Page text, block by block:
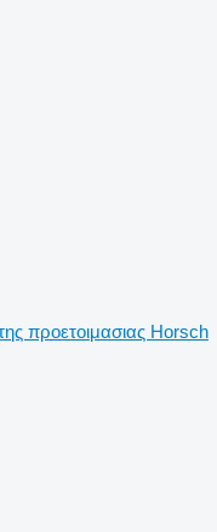
προετοιμασιας Horsch